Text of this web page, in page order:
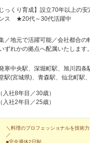
っくり育成】設立70年以上の
ス ★20代～30代活躍中
／地元で活躍可能／会社都合の
ずれかの拠点へ配属いたします
／釧路市／帯広市■東北宮城県
／福島県■関東東京都（港区・
）／千葉県（千葉市・柏市・船
静岡県（静岡市・三島市・浜松
）／山梨県／富山県／石川県／
兵庫県（神戸市・姫路市）／和
（広島市、福山市）／島根県／
／愛媛県／高知県■九州・沖縄福
寒中央駅、深堀町駅、旭川四条
駅(宮城県)、青森駅、仙北町駅
尾駅、葭川公園駅、大神宮下駅
都)、京王八王子駅、青梅街道
、上諸江駅、新福井駅、岐南駅、
、豊津駅(大阪府)、萩原天神駅
庫県)、田井ノ瀬駅、下祇園駅
社8年目／30歳）
社2年目／25歳）
＼料理のプロフェッショナルを技術力
／
■完全週休2日制